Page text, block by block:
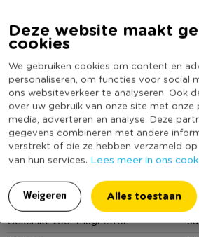
Deze website maakt
cookies
We gebruiken cookies om content en
personaliseren, om functies voor social
ons websiteverkeer te analyseren. Ook
over uw gebruik van onze site met onze
media, adverteren en analyse. Deze
gegevens combineren met andere
verstrekt of die ze hebben verzameld
van hun services. Lees meer in ons
Weigeren Alles toestaan
Reactive glaze
glazuur dat wordt toegepast bij de
aardewerk items. Het glazuur reageert
samenstelling van het materiaal en de
bakproces, waardoor elk item een
Tip: Mix en match met de andere
Shop je setvoordeel!
Online Only
Materiaal
Kleur
Inhoud in liter
Print
Vorm
Serie
Met print
Vaatwasmachine bestendig
Ja
Geschikt voor magnetron
Ja